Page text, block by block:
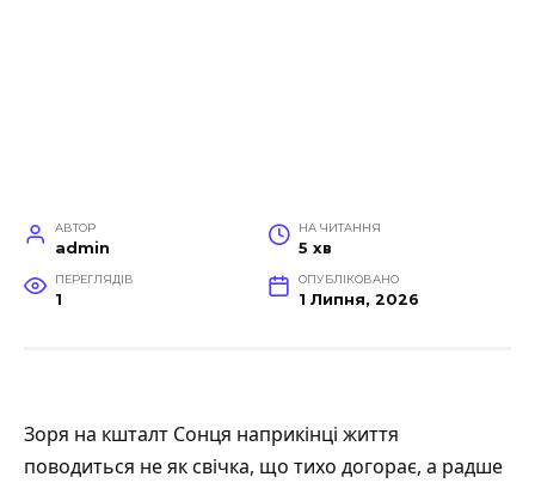
АВТОР
admin
НА ЧИТАННЯ
5 хв
ПЕРЕГЛЯДІВ
1
ОПУБЛІКОВАНО
1 Липня, 2026
Зоря на кшталт Сонця наприкінці життя
поводиться не як свічка, що тихо догорає, а радше